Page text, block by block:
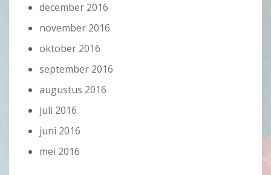
december 2016
november 2016
oktober 2016
september 2016
augustus 2016
juli 2016
juni 2016
mei 2016